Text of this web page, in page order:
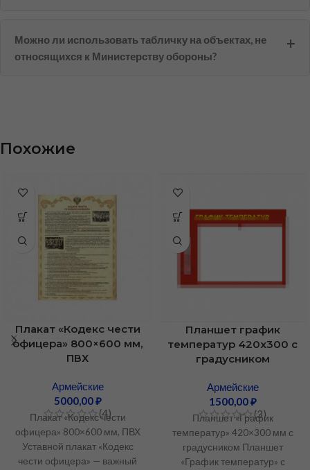
Можно ли использовать табличку на объектах, не
относящихся к Министерству обороны?
Похожие
Плакат «Кодекс чести
офицера» 800×600 мм,
ПВХ
Армейские
5000,00₽
(4)
Плакат «Кодекс чести
офицера» 800×600 мм, ПВХ
Уставной плакат «Кодекс
чести офицера» — важный
Планшет график
температур 420х300 с
градусником
Армейские
1500,00₽
(3)
Планшет «График
температур» 420×300 мм с
градусником Планшет
«График температур» с